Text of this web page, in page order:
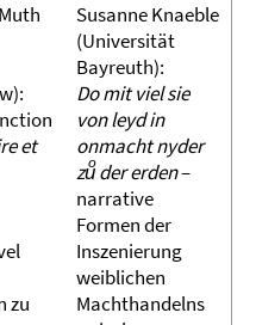
et
zu
Susanne Knaeble
(Universität
Bayreuth):
Do mit viel sie
von leyd in
onmacht nyder
zuͦ der erden–
narrative
Formen der
Inszenierung
weiblichen
Machthandelns